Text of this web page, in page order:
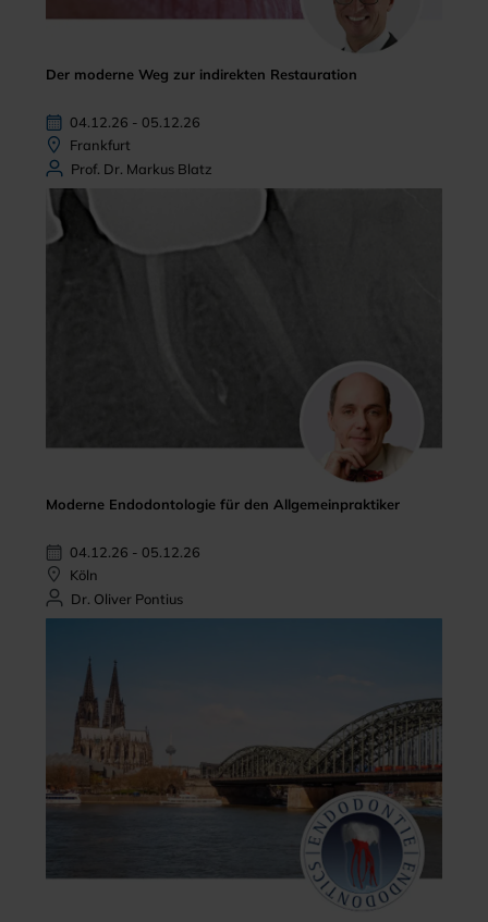
Der moderne Weg zur indirekten Restauration
04.12.26 - 05.12.26
Frankfurt
Prof. Dr. Markus Blatz
Moderne Endodontologie für den Allgemeinpraktiker
04.12.26 - 05.12.26
Köln
Dr. Oliver Pontius